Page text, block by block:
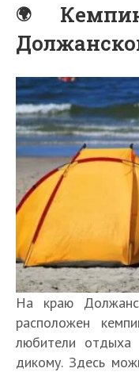
На краю
расположен
любители отдыха
дикому. Здесь